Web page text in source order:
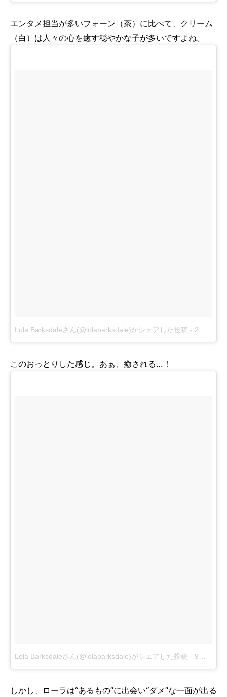
エンタメ担当が多いフォーン（茶）に比べて、クリーム
（白）は人々の心を癒す穏やかな子が多いですよね。
Lola Barksdaleさん(@lolabarksdale)がシェアした投稿 - 2月 3, 2018 at 7:52午前 PST
このおっとりした感じ。あぁ、癒される…！
Lola Barksdaleさん(@lolabarksdale)がシェアした投稿 - 9月 18, 2017 at 6:47午後 PDT
しかし、ローラは“あるもの”に出会い“ダメ”な一面が出る